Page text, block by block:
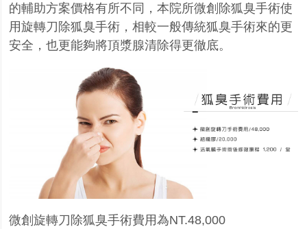
的輔助方案價格有所不同，本院所微創除狐臭手術使
用旋轉刀除狐臭手術，相較一般傳統狐臭手術來的更
安全，也更能夠將頂漿腺清除得更徹底。
微創旋轉刀除狐臭手術費用為NT.48,000